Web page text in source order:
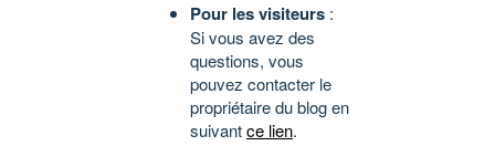
Pour les visiteurs :
Si vous avez des
questions, vous
pouvez contacter le
propriétaire du blog en
suivantce lien.